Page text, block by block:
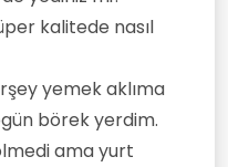
kalitede nasıl
yemek aklıma
börek yerdim.
ama yurt